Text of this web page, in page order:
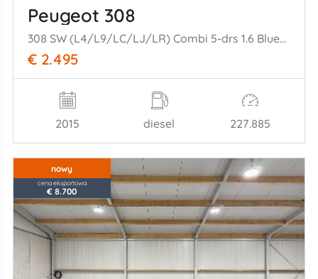
Peugeot 308
308 SW (L4/L9/LC/LJ/LR) Combi 5-drs 1.6 BlueHDi 120 (DV6FC(BHZ)) [88kW= ] (03-2014/12-2021)
€ 2.495
2015 diesel 227.885
nowy
cena eksportowa
€ 8.700